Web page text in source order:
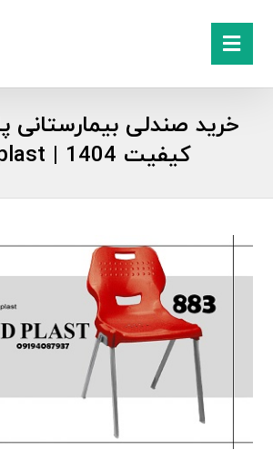
خرید صندلی بیمارستانی
کیفیت 1404 | hiradplast